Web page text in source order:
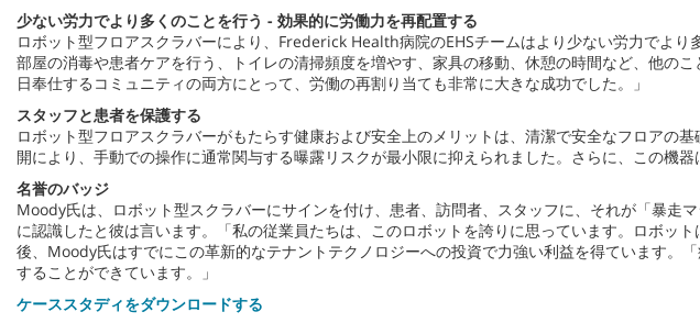
少ない労力でより多くのことを行う - 効果的に労働力を再配置する
ロボット型フロアスクラバーにより、Frederick Health病院のEHSチームはより少ない労力でよ
部屋の消毒や患者ケアを行う、トイレの清掃頻度を増やす、家具の移動、休憩の時間など、他
日奉仕するコミュニティの両方にとって、労働の再割り当ても非常に大きな成功でした。」
スタッフと患者を保護する
ロボット型フロアスクラバーがもたらす健康および安全上のメリットは、清潔で安全なフロアの
開により、手動での操作に通常関与する曝露リスクが最小限に抑えられました。さらに、この機器
名誉のバッジ
Moody氏は、ロボット型スクラバーにサインを付け、患者、訪問者、スタッフに、それが「暴
に認識したと彼は言います。「私の従業員たちは、このロボットを誇りに思っています。ロボッ
後、Moody氏はすでにこの革新的なテナントテクノロジーへの投資で力強い利益を得ています
することができています。」
ケーススタディをダウンロードする